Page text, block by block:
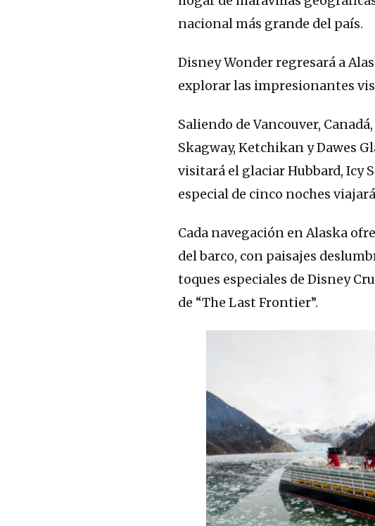
nacional más grande del país.
Disney Wonder regresará a
explorar las impresionantes
Saliendo de Vancouver,
Skagway, Ketchikan y Dawes
visitará el glaciar Hubbard, Icy
especial de cinco noches
Cada navegación en Alaska
del barco, con paisajes
toques especiales de Disney
de “The Last Frontier”.